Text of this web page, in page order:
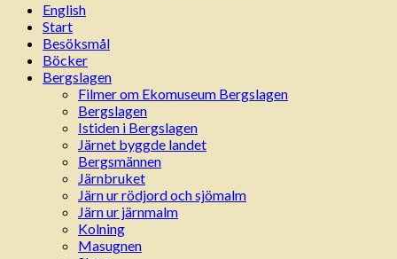
English
Start
Besöksmål
Böcker
Bergslagen
Filmer om Ekomuseum Bergslagen
Bergslagen
Istiden i Bergslagen
Järnet byggde landet
Bergsmännen
Järnbruket
Järn ur rödjord och sjömalm
Järn ur järnmalm
Kolning
Masugnen